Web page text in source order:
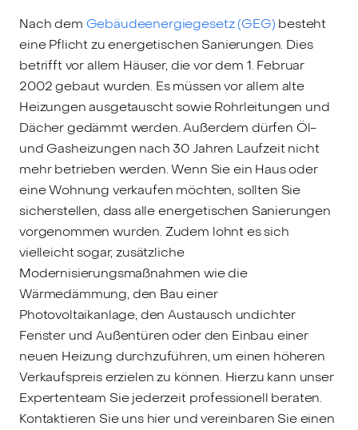
Nach dem Gebäudeenergiegesetz (GEG) besteht
eine Pflicht zu energetischen Sanierungen. Dies
betrifft vor allem Häuser, die vor dem 1. Februar
2002 gebaut wurden. Es müssen vor allem alte
Heizungen ausgetauscht sowie Rohrleitungen und
Dächer gedämmt werden. Außerdem dürfen Öl-
und Gasheizungen nach 30 Jahren Laufzeit nicht
mehr betrieben werden. Wenn Sie ein Haus oder
eine Wohnung verkaufen möchten, sollten Sie
sicherstellen, dass alle energetischen Sanierungen
vorgenommen wurden. Zudem lohnt es sich
vielleicht sogar, zusätzliche
Modernisierungsmaßnahmen wie die
Wärmedämmung, den Bau einer
Photovoltaikanlage, den Austausch undichter
Fenster und Außentüren oder den Einbau einer
neuen Heizung durchzuführen, um einen höheren
Verkaufspreis erzielen zu können. Hierzu kann unser
Expertenteam Sie jederzeit professionell beraten.
Kontaktieren Sie uns hier und vereinbaren Sie einen